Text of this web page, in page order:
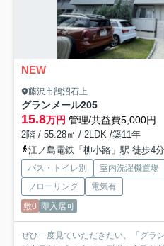
NEW
藤沢市鵠沼石上
グランメール205
15.8万円 管理/共益費5,000円
2階 / 55.28㎡ / 2LDK /築11年
江ノ島電鉄「柳小路」駅 徒歩4分
バス・トイレ別 室内洗濯機置場
フローリング
電気有
敷0 即入居可
ぜひ一度見ていただきたい、「グラ